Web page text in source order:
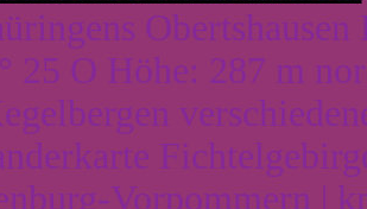
25 O Höhe: 287 m
Vorpommern |